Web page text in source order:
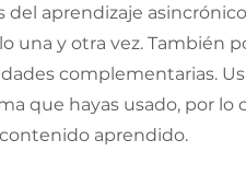
aprendizaje
una y otra vez. También
complementarias.
que hayas usado, por lo
aprendido.